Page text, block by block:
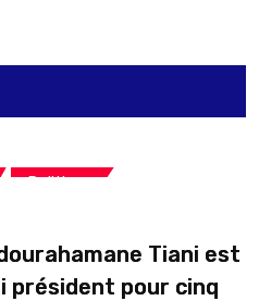
Politique
Tiani est
président pour cinq